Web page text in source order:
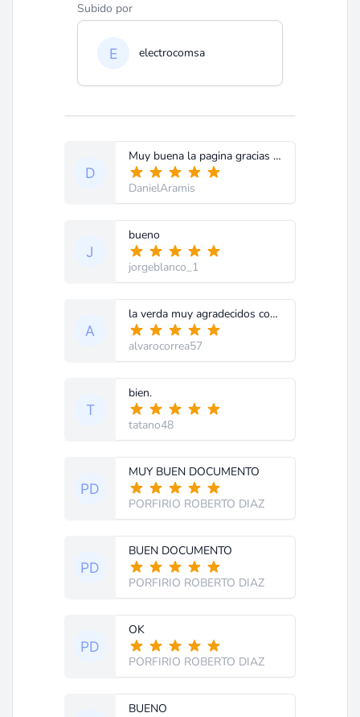
Subido por
electrocomsa
Muy buena la pagina gracias a ustedes hemos resuelto un sin nuemro de problemas en el taller
DanielAramis
bueno
jorgeblanco_1
la verda muy agradecidos con uds por tan valiosa colaboracion y por aca siempre a sus en lo que podamos colaborar gracias
alvarocorrea57
bien.
tatano48
MUY BUEN DOCUMENTO
PORFIRIO ROBERTO DIAZ
BUEN DOCUMENTO
PORFIRIO ROBERTO DIAZ
OK
PORFIRIO ROBERTO DIAZ
BUENO